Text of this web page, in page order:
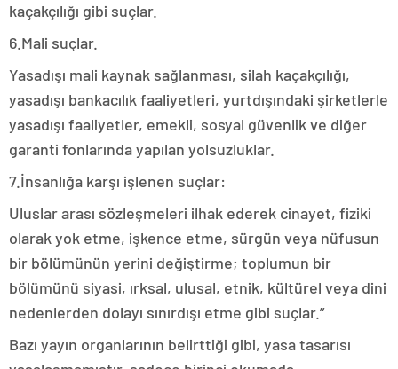
kaçakçılığı gibi suçlar.
6.Mali suçlar.
Yasadışı mali kaynak sağlanması, silah kaçakçılığı,
yasadışı bankacılık faaliyetleri, yurtdışındaki şirketlerle
yasadışı faaliyetler, emekli, sosyal güvenlik ve diğer
garanti fonlarında yapılan yolsuzluklar.
7.İnsanlığa karşı işlenen suçlar:
Uluslar arası sözleşmeleri ilhak ederek cinayet, fiziki
olarak yok etme, işkence etme, sürgün veya nüfusun
bir bölümünün yerini değiştirme; toplumun bir
bölümünü siyasi, ırksal, ulusal, etnik, kültürel veya dini
nedenlerden dolayı sınırdışı etme gibi suçlar.”
Bazı yayın organlarının belirttiği gibi, yasa tasarısı